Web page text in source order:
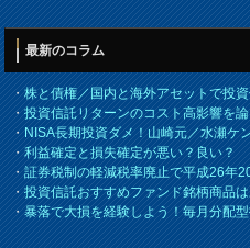
最新のコラム
・株と債権／国内と海外アセットで投
・投資信託リターンのコスト高影響を
・NISA長期投資ダメ！山崎元／水瀬ケ
・利益確定と損失確定が悪い？良い？
・証券税制の軽減税率廃止で平成26年
・投資信託おすすめファンド銘柄商品
・暴落で大損を経験しよう！毎月分配